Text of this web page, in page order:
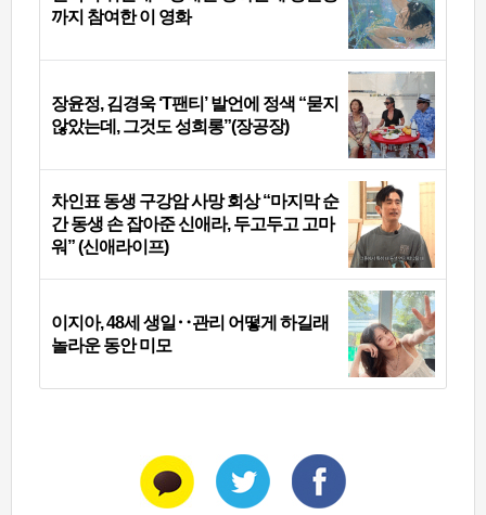
까지 참여한 이 영화
장윤정, 김경욱 ‘T팬티’ 발언에 정색 “묻지
않았는데, 그것도 성희롱”(장공장)
차인표 동생 구강암 사망 회상 “마지막 순
간 동생 손 잡아준 신애라, 두고두고 고마
워” (신애라이프)
이지아, 48세 생일‥관리 어떻게 하길래
놀라운 동안 미모